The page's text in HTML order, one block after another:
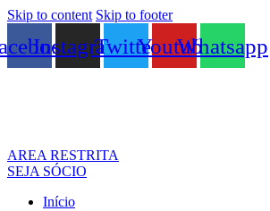
Skip to content Skip to footer
InstagramTwitterYoutubeWhatsapp
AREA RESTRITA
SEJA SÓCIO
Início